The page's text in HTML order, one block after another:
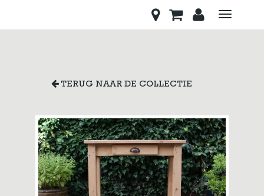
Toggle
TERUG NAAR DE COLLECTIE